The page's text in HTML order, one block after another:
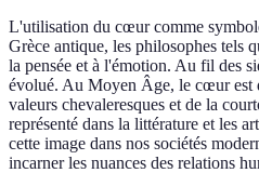
L'utilisation du cœur comme
Grèce antique, les philosophes tels
la pensée et à l'émotion. Au fil des
évolué. Au Moyen Âge, le cœur est
valeurs chevaleresques et de la
représenté dans la littérature et les
cette image dans nos sociétés
incarner les nuances des relations